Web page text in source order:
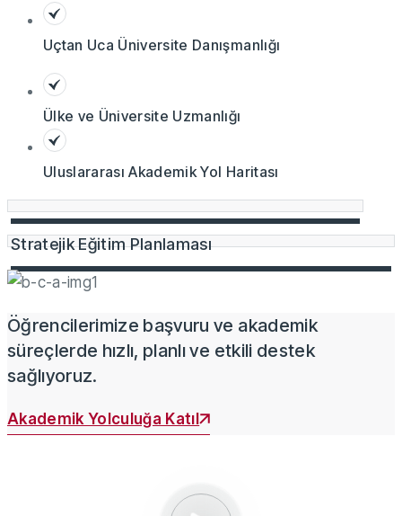
Uçtan Uca Üniversite Danışmanlığı
Ülke ve Üniversite Uzmanlığı
Uluslararası Akademik Yol Haritası
Stratejik Eğitim Planlaması
Öğrencilerimize başvuru ve akademik
süreçlerde hızlı, planlı ve etkili destek
sağlıyoruz.
Akademik Yolculuğa Katıl